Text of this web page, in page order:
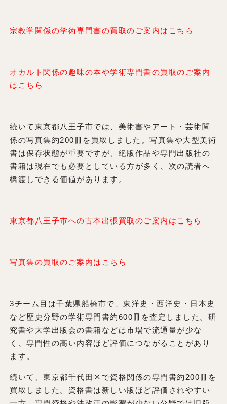
宗教学関係の学術専門書の買取のご案内はこちら
オカルト関係の趣味の本や学術専門書の買取のご案内
はこちら
続いて東京都八王子市では、美術書やアート・芸術関
係の写真集約200冊を買取しました。写真集や大型美術
書は保存状態が重要ですが、絶版作品や専門出版社の
書籍は現在でも必要としている方が多く、次の読者へ
橋渡しできる価値があります。
東京都八王子市への古本出張買取のご案内はこちら
写真集の買取のご案内はこちら
3チーム目は千葉県船橋市で、東洋史・西洋史・日本史
など歴史分野の学術専門書約600冊を査定しました。研
究書や大学出版会の書籍などは市場で流通量が少な
く、専門性の高い内容ほど評価につながることがあり
ます。
続いて、東京都千代田区で資格関係の専門書約200冊を
買取しました。資格書は新しい版ほど評価されやすい